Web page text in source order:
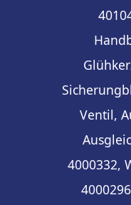
Ventil,
4000332,